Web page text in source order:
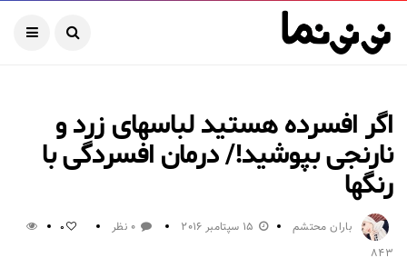
اگر افسرده هستید لباسهای زرد و
نارنجی بپوشید!/ درمان افسردگی با
رنگها
باران محتشم 15 سپتامبر 2016 0 نظر 0
843